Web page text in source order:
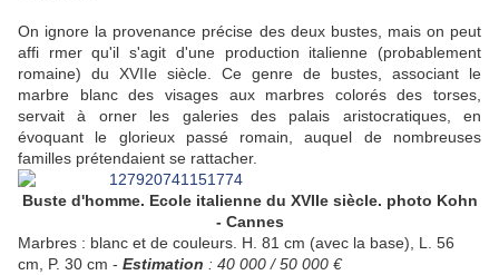
On ignore la provenance précise des deux bustes, mais on peut
affi rmer qu'il s'agit d'une production italienne (probablement
romaine) du XVIIe siècle. Ce genre de bustes, associant le
marbre blanc des visages aux marbres colorés des torses,
servait à orner les galeries des palais aristocratiques, en
évoquant le glorieux passé romain, auquel de nombreuses
familles prétendaient se rattacher.
Buste d'homme. Ecole italienne du XVIIe siècle. photo Kohn
- Cannes
Marbres : blanc et de couleurs. H. 81 cm (avec la base), L. 56
cm, P. 30 cm - Estimation : 40 000 / 50 000 €